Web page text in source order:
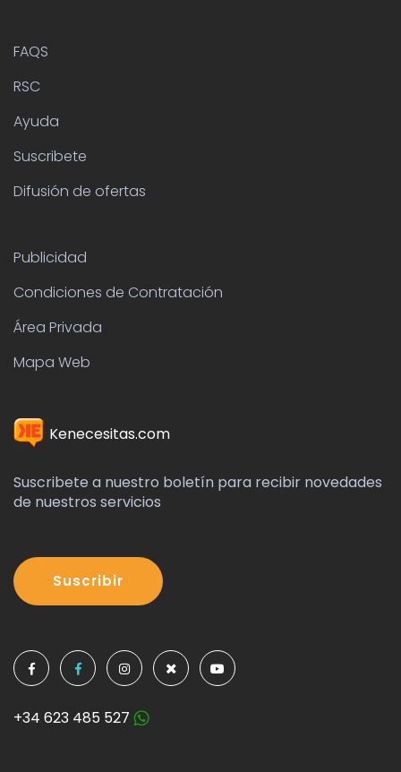
FAQS
RSC
Ayuda
Suscribete
Difusión de ofertas
Publicidad
Condiciones de Contratación
Área Privada
Mapa Web
Kenecesitas.com
Suscribete a nuestro boletín para recibir novedades
de nuestros servicios
Suscribir
+34 623 485 527